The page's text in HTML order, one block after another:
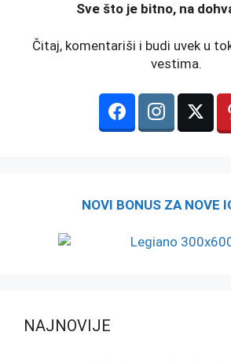
️Sve što je bitno, na
Čitaj, komentariši i budi uvek u
vestima.
NOVI BONUS ZA NOVE
NAJNOVIJE